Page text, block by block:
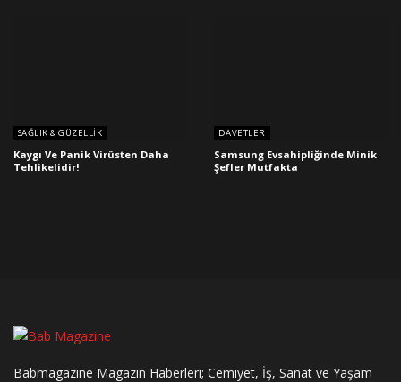
SAĞLIK & GÜZELLIK
Kaygı Ve Panik Virüsten Daha
Tehlikelidir!
DAVETLER
Samsung Evsahipliğinde Minik
Şefler Mutfakta
Babmagazine Magazin Haberleri; Cemiyet, İş, Sanat ve Yaşam